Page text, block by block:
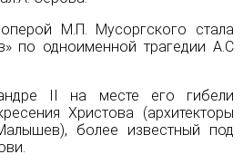
М.П. Мусоргского стала
по одноименной трагедии А.С
II
на месте его гибели
Христова (архитекторы
более известный под